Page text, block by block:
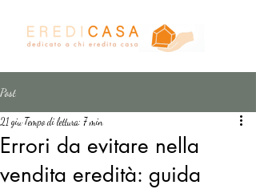
Post
Errori da evitare nella
vendita eredità: guida
21 giu Tempo di lettura: 7 min